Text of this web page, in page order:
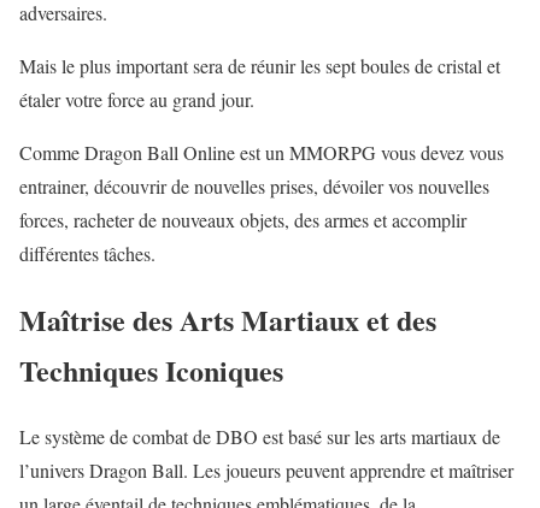
adversaires.
Mais le plus important sera de réunir les sept boules de cristal et
étaler votre force au grand jour.
Comme Dragon Ball Online est un MMORPG vous devez vous
entrainer, découvrir de nouvelles prises, dévoiler vos nouvelles
forces, racheter de nouveaux objets, des armes et accomplir
différentes tâches.
Maîtrise des Arts Martiaux et des
Techniques Iconiques
Le système de combat de DBO est basé sur les arts martiaux de
l’univers Dragon Ball. Les joueurs peuvent apprendre et maîtriser